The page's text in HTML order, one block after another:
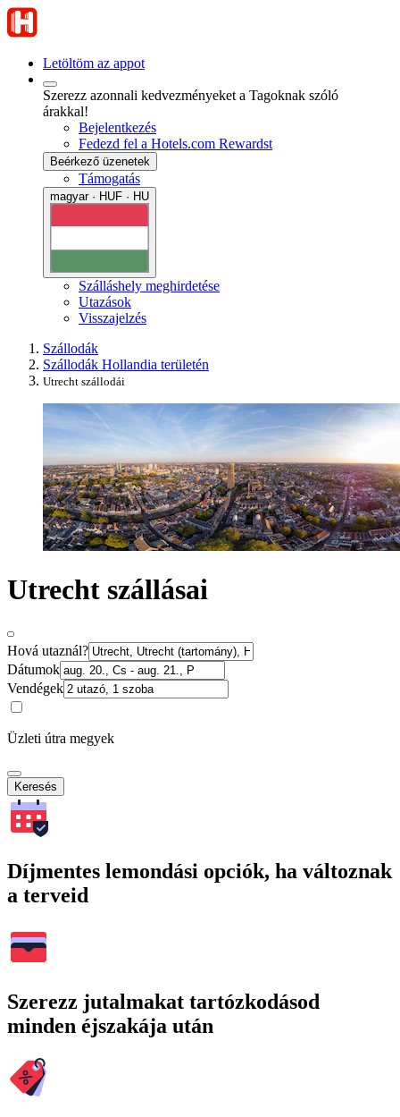
Letöltöm az appot
Szerezz azonnali kedvezményeket a Tagoknak szóló
árakkal!
Bejelentkezés
Fedezd fel a Hotels.com Rewardst
Beérkező üzenetek
Támogatás
magyar · HUF · HU
Szálláshely meghirdetése
Utazások
Visszajelzés
Szállodák
Szállodák Hollandia területén
Utrecht szállodái
Utrecht szállásai
Hová utaznál?
Dátumok
Vendégek
Üzleti útra megyek
Keresés
Díjmentes lemondási opciók, ha változnak
a terveid
Szerezz jutalmakat tartózkodásod
minden éjszakája után